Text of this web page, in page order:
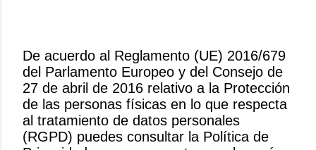
P
u
b
l
i
De acuerdo al Reglamento (UE) 2016/679
del Parlamento Europeo y del Consejo de
27 de abril de 2016 relativo a la Protección
de las personas físicas en lo que respecta
al tratamiento de datos personales
(RGPD) puedes consultar la Política de